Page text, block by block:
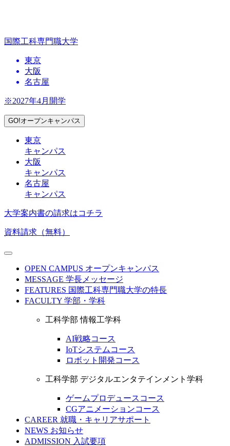
国際工科専門職大学
東京
大阪
名古屋
※2027年4月開学
GO!オープンキャンパス
東京
キャンパス
大阪
キャンパス
名古屋
キャンパス
大学案内書の請求はコチラ
資料請求（無料）
OPEN CAMPUS オープンキャンパス
MESSAGE 学長メッセージ
FEATURES 国際工科専門職大学の特長
FACULTY 学部・学科
工科学部 情報工学科
AI戦略コース
IoTシステムコース
ロボット開発コース
工科学部 デジタルエンタテインメント学科
ゲームプロデュースコース
CGアニメーションコース
CAREER 就職・キャリアサポート
NEWS お知らせ
ADMISSION 入試要項